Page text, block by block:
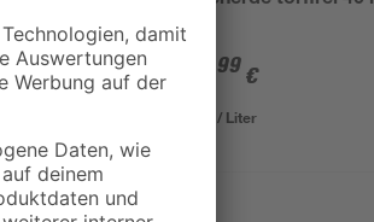
99 €
0,27 € / Liter